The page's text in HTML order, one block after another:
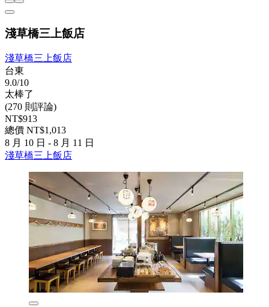
淺草橋三上飯店
淺草橋三上飯店
台東
9.0/10
太棒了
(270 則評論)
NT$913
總價 NT$1,013
8 月 10 日 - 8 月 11 日
淺草橋三上飯店